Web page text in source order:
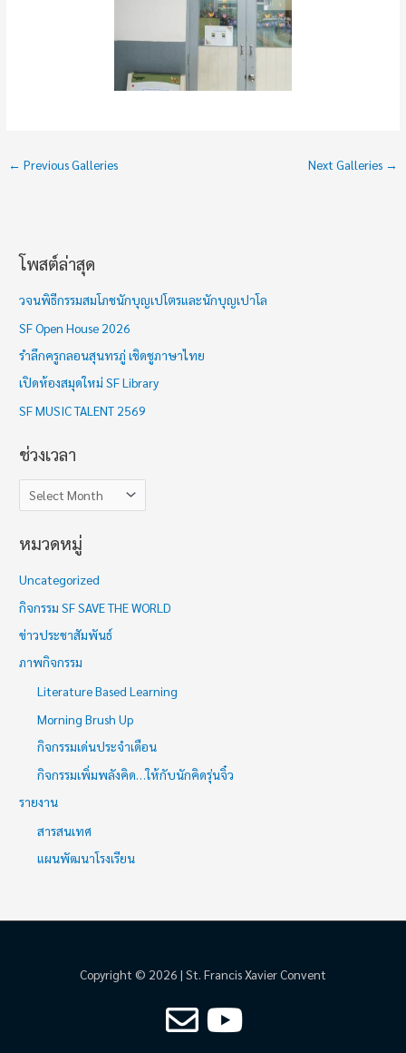
← Previous Galleries Next Galleries →
โพสต์ล่าสุด
วจนพิธีกรรมสมโภชนักบุญเปโตรและนักบุญเปาโล
SF Open House 2026
รำลึกครูกลอนสุนทรภู่ เชิดชูภาษาไทย
เปิดห้องสมุดใหม่ SF Library
SF MUSIC TALENT 2569
ช่วงเวลา
ช่
ง
เ
ว
ล
า
หมวดหมู่
Uncategorized
กิจกรรม SF SAVE THE WORLD
ข่าวประชาสัมพันธ์
ภาพกิจกรรม
Literature Based Learning
Morning Brush Up
กิจกรรมเด่นประจำเดือน
กิจกรรมเพิ่มพลังคิด…ให้กับนักคิดรุ่นจิ๋ว
รายงาน
สารสนเทศ
แผนพัฒนาโรงเรียน
Copyright © 2026 | St. Francis Xavier Convent